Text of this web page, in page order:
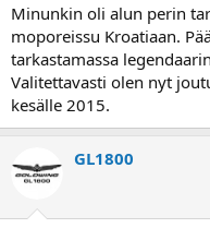
Minunkin oli alun perin
moporeissu Kroatiaan.
tarkastamassa
Valitettavasti olen nyt
kesälle 2015.
GL1800